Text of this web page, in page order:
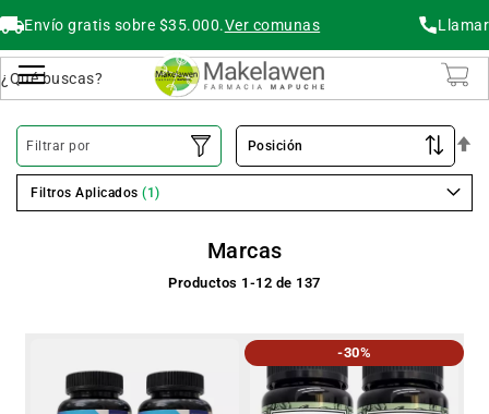
Envío gratis sobre $35.000.Ver comunas Llamar
Marcas
Productos 1 -12 de 137
-30%
Filtrar por
Filtros Aplicados